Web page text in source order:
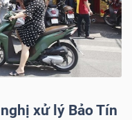
xử lý Bảo Tín